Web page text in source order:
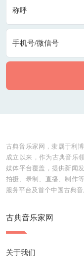
称呼
手机号/微信号
古典音乐家网，隶属于利
成立以来，作为古典音乐
媒体平台覆盖，提供新闻
拍摄、录制、直播、制作
服务平台及首个中国古典音
古典音乐家网
关于我们